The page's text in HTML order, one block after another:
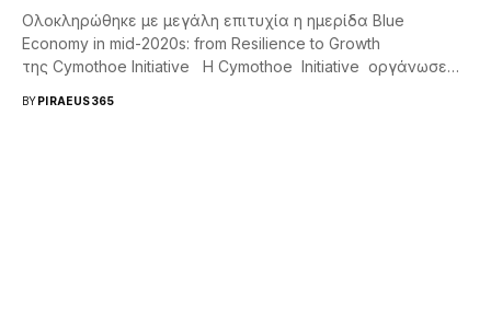
Ολοκληρώθηκε με μεγάλη επιτυχία η ημερίδα Blue
Economy in mid-2020s: from Resilience to Growth
της Cymothoe Initiative Η Cymothoe Initiative οργάνωσε
BY PIRAEUS365